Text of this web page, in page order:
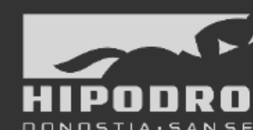
02/08 17:30
12/08 12:24